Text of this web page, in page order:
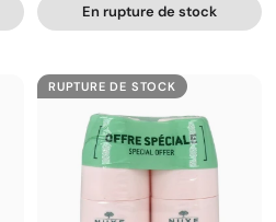
En rupture de stock
RUPTURE DE STOCK